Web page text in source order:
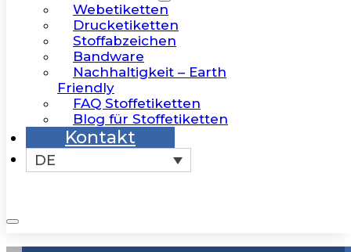
Webetiketten
Drucketiketten
Stoffabzeichen
Bandware
Nachhaltigkeit – Earth
Friendly
FAQ Stoffetiketten
Blog für Stoffetiketten
Kontakt
DE